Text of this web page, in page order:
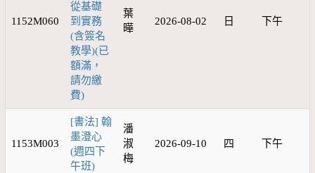
1152M060
從基礎
到實務
(含簽名
教學)(已
額滿，
請勿繳
費)
葉
曄
2026-08-02 日 下午
1153M003
[書法] 翰
墨澄心
(週四下
午班)
潘
淑
梅
2026-09-10 四 下午